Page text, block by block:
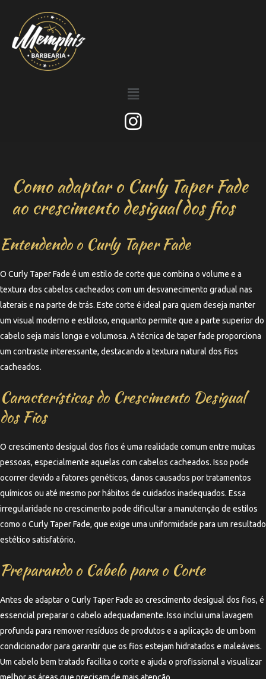
Como adaptar o Curly Taper Fade
ao crescimento desigual dos fios
Entendendo o Curly Taper Fade
O Curly Taper Fade é um estilo de corte que combina o volume e a
textura dos cabelos cacheados com um desvanecimento gradual nas
laterais e na parte de trás. Este corte é ideal para quem deseja manter
um visual moderno e estiloso, enquanto permite que a parte superior do
cabelo seja mais longa e volumosa. A técnica de taper fade proporciona
um contraste interessante, destacando a textura natural dos fios
cacheados.
Características do Crescimento Desigual
dos Fios
O crescimento desigual dos fios é uma realidade comum entre muitas
pessoas, especialmente aquelas com cabelos cacheados. Isso pode
ocorrer devido a fatores genéticos, danos causados por tratamentos
químicos ou até mesmo por hábitos de cuidados inadequados. Essa
irregularidade no crescimento pode dificultar a manutenção de estilos
como o Curly Taper Fade, que exige uma uniformidade para um resultado
estético satisfatório.
Preparando o Cabelo para o Corte
Antes de adaptar o Curly Taper Fade ao crescimento desigual dos fios, é
essencial preparar o cabelo adequadamente. Isso inclui uma lavagem
profunda para remover resíduos de produtos e a aplicação de um bom
condicionador para garantir que os fios estejam hidratados e maleáveis.
Um cabelo bem tratado facilita o corte e ajuda o profissional a visualizar